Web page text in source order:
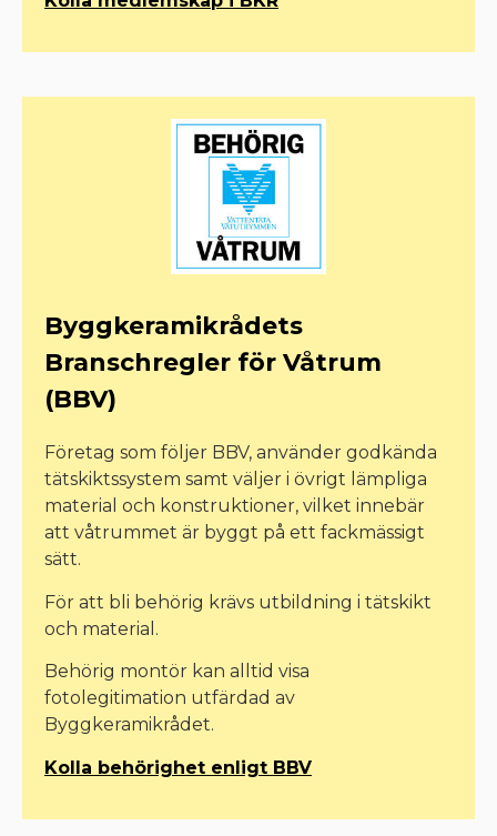
Byggkeramikrådets
Branschregler för Våtrum
(BBV)
Företag som följer BBV, använder godkända
tätskiktssystem samt väljer i övrigt lämpliga
material och konstruktioner, vilket innebär
att våtrummet är byggt på ett fackmässigt
sätt.
För att bli behörig krävs utbildning i tätskikt
och material.
Behörig montör kan alltid visa
fotolegitimation utfärdad av
Byggkeramikrådet.
Kolla behörighet enligt BBV